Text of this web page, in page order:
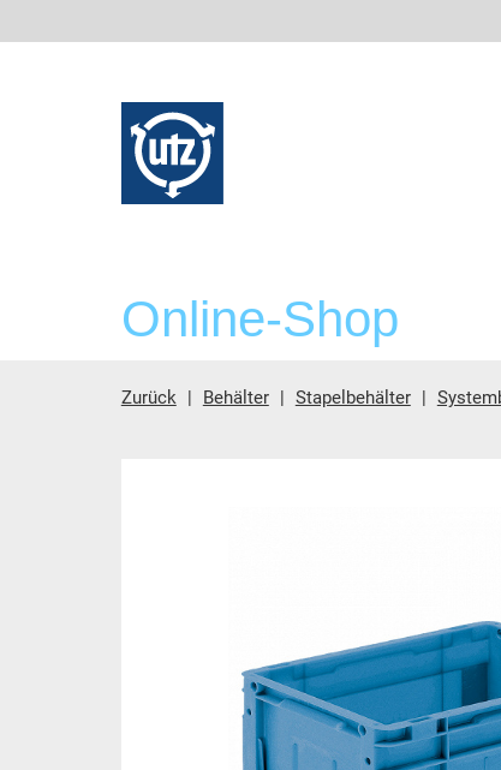
Online-Shop
Zurück Behälter Stapelbehälter